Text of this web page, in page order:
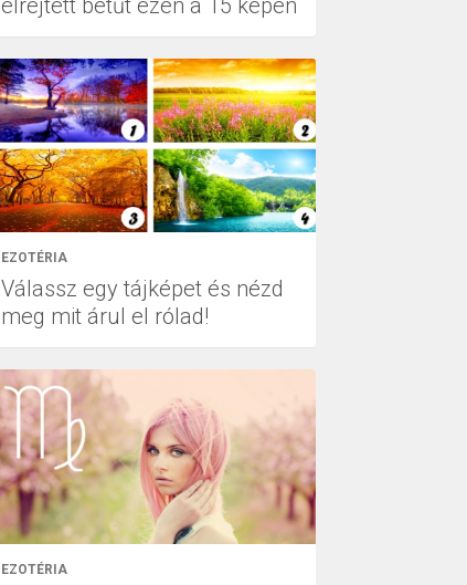
EZOTÉRIA
Válassz egy tájképet és nézd
meg mit árul el rólad!
EZOTÉRIA